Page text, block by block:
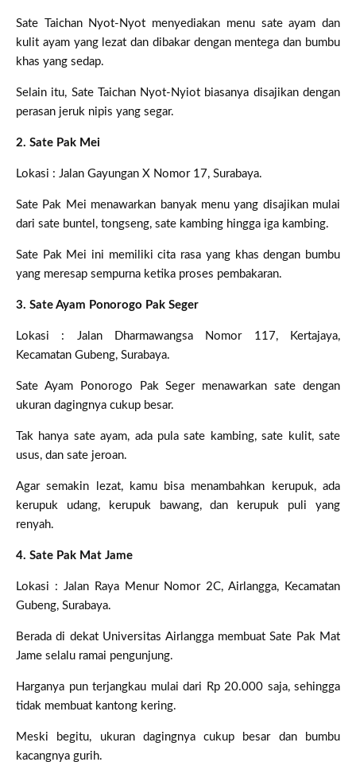
Sate Taichan Nyot-Nyot menyediakan menu sate ayam dan
kulit ayam yang lezat dan dibakar dengan mentega dan bumbu
khas yang sedap.
Selain itu, Sate Taichan Nyot-Nyiot biasanya disajikan dengan
perasan jeruk nipis yang segar.
2. Sate Pak Mei
Lokasi : Jalan Gayungan X Nomor 17, Surabaya.
Sate Pak Mei menawarkan banyak menu yang disajikan mulai
dari sate buntel, tongseng, sate kambing hingga iga kambing.
Sate Pak Mei ini memiliki cita rasa yang khas dengan bumbu
yang meresap sempurna ketika proses pembakaran.
3. Sate Ayam Ponorogo Pak Seger
Lokasi : Jalan Dharmawangsa Nomor 117, Kertajaya,
Kecamatan Gubeng, Surabaya.
Sate Ayam Ponorogo Pak Seger menawarkan sate dengan
ukuran dagingnya cukup besar.
Tak hanya sate ayam, ada pula sate kambing, sate kulit, sate
usus, dan sate jeroan.
Agar semakin lezat, kamu bisa menambahkan kerupuk, ada
kerupuk udang, kerupuk bawang, dan kerupuk puli yang
renyah.
4. Sate Pak Mat Jame
Lokasi : Jalan Raya Menur Nomor 2C, Airlangga, Kecamatan
Gubeng, Surabaya.
Berada di dekat Universitas Airlangga membuat Sate Pak Mat
Jame selalu ramai pengunjung.
Harganya pun terjangkau mulai dari Rp 20.000 saja, sehingga
tidak membuat kantong kering.
Meski begitu, ukuran dagingnya cukup besar dan bumbu
kacangnya gurih.